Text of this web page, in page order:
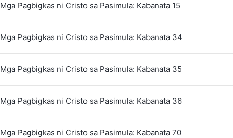
Mga Pagbigkas ni Cristo sa Pasimula: Kabanata 15
Mga Pagbigkas ni Cristo sa Pasimula: Kabanata 34
Mga Pagbigkas ni Cristo sa Pasimula: Kabanata 35
Mga Pagbigkas ni Cristo sa Pasimula: Kabanata 36
Mga Pagbigkas ni Cristo sa Pasimula: Kabanata 70